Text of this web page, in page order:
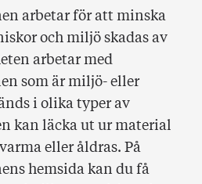
arbetar för att minska
och miljö skadas av
arbetar med
som är miljö- eller
i olika typer av
kan läcka ut ur material
eller åldras. På
hemsida kan du få